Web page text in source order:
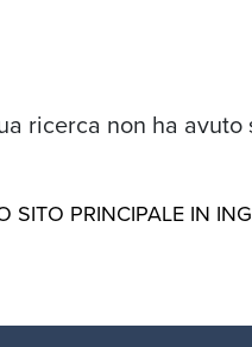
ricerca non ha avuto
SITO PRINCIPALE IN